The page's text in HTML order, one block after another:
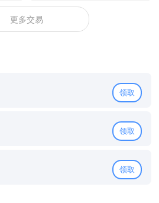
更多交易
领取
领取
领取